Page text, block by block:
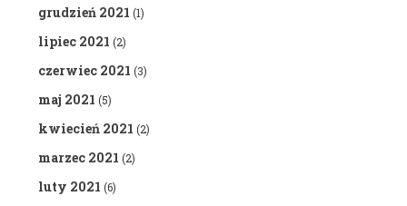
grudzień 2021 (1)
lipiec 2021 (2)
czerwiec 2021 (3)
maj 2021 (5)
kwiecień 2021 (2)
marzec 2021 (2)
luty 2021 (6)